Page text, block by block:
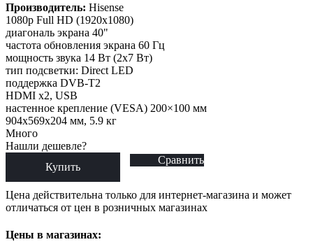
Производитель: Hisense
1080p Full HD (1920x1080)
диагональ экрана 40"
частота обновления экрана 60 Гц
мощность звука 14 Вт (2х7 Вт)
тип подсветки: Direct LED
поддержка DVB-T2
HDMI x2, USB
настенное крепление (VESA) 200×100 мм
904x569x204 мм, 5.9 кг
Много
Нашли дешевле?
Купить
Сравнить
Цена действительна только для интернет-магазина и может
отличаться от цен в розничных магазинах
Цены в магазинах: